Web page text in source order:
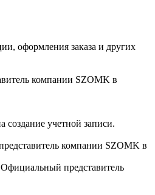
оформления заказа и других
компании SZOMK в
создание учетной записи.
компании SZOMK в
представитель